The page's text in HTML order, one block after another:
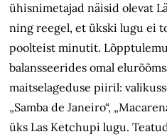
ühisnimetajad näisid olevat
ning reegel, et ükski lugu ei
poolteist minutit.
balansseerides omal
maitselageduse piiril:
„Samba de Janeiro“,
üks Las Ketchupi lugu.